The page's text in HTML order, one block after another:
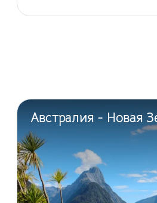
Австралия - Новая